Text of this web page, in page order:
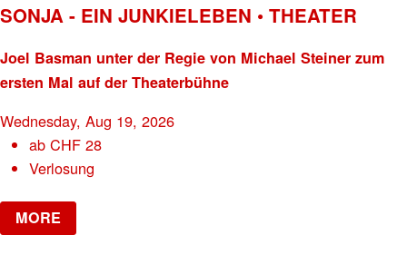
SONJA - EIN JUNKIELEBEN • THEATER
Joel Basman unter der Regie von Michael Steiner zum
ersten Mal auf der Theaterbühne
Wednesday, Aug 19, 2026
abCHF 28
Verlosung
MORE